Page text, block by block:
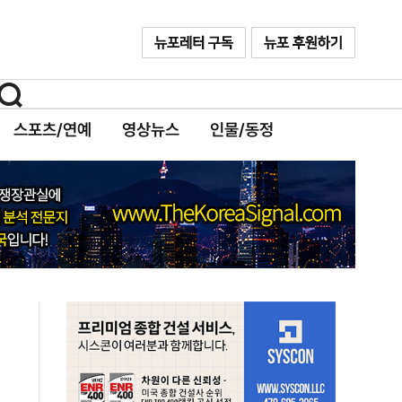
스포츠/연예 영상뉴스 인물/동정